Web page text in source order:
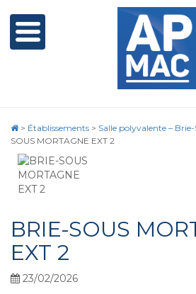
> Établissements > Salle polyvalente –
SOUS MORTAGNE EXT 2
BRIE-SOUS
EXT 2
23/02/2026